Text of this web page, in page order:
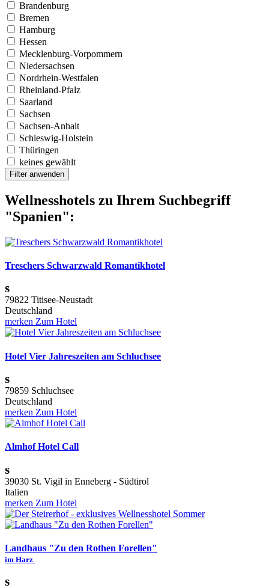
Brandenburg
Bremen
Hamburg
Hessen
Mecklenburg-Vorpommern
Niedersachsen
Nordrhein-Westfalen
Rheinland-Pfalz
Saarland
Sachsen
Sachsen-Anhalt
Schleswig-Holstein
Thüringen
keines gewählt
Filter anwenden
Wellnesshotels zu Ihrem Suchbegriff
"Spanien":
Treschers Schwarzwald Romantikhotel
s
79822 Titisee-Neustadt
Deutschland
merken Zum Hotel
Hotel Vier Jahreszeiten am Schluchsee
s
79859 Schluchsee
Deutschland
merken Zum Hotel
Almhof Hotel Call
s
39030 St. Vigil in Enneberg - Südtirol
Italien
merken Zum Hotel
Landhaus "Zu den Rothen Forellen"
im Harz
s